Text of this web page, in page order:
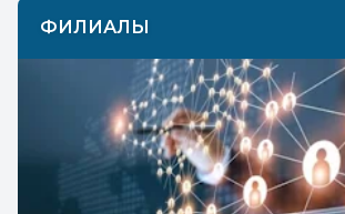
ФИЛИАЛЫ